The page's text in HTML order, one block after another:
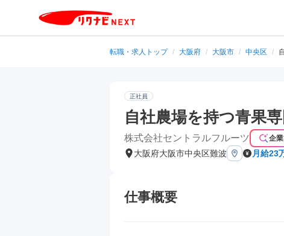
転職・求人トップ / 大阪府 / 大阪市 / 中央区 /
正社員
自社農場を持つ青果
株式会社セントラルフルーツ 企
大阪府大阪市中央区難波 月給23
仕事概要